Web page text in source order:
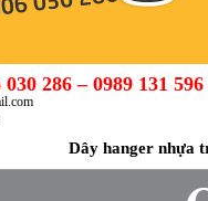
286 – 0989 131 596
Dây hanger nhựa